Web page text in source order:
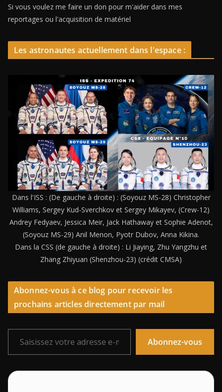
Si vous voulez me faire un don pour m'aider dans mes
reportages ou l'acquisition de matériel
Les astronautes actuellement dans l'espace :
Dans l'ISS : (De gauche à droite) : (Soyouz MS-28) Christopher
Williams, Sergey Kud-Sverchkov et Sergey Mikayev, (Crew-12)
Andrey Fedyaev, Jessica Meir, Jack Hathaway et Sophie Adenot,
(Soyouz MS-29) Anil Menon, Pyotr Dubov, Anna Kikina.
Dans la CSS (de gauche à droite) : Li Jiaying, Zhu Yangzhu et
Zhang Zhiyuan (Shenzhou-23) (crédit CMSA)
Abonnez-vous à ce blog pour recevoir les
prochains articles directement par mail
Saisissez votre adresse e-mail…
Abonnez-vous